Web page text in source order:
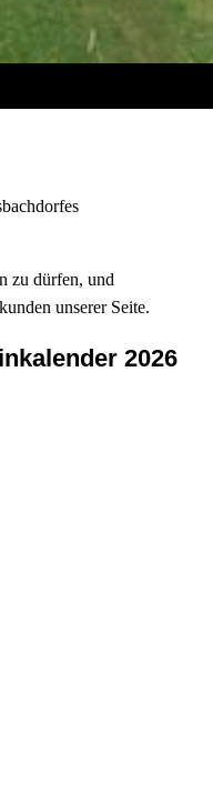
zu dürfen, und
unserer Seite.
2026